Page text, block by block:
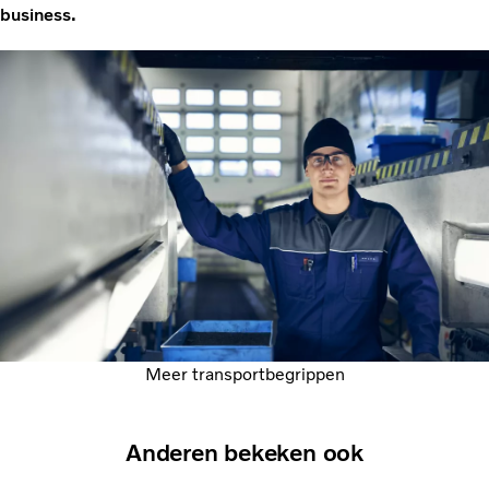
business.
Meer transportbegrippen
Anderen bekeken ook